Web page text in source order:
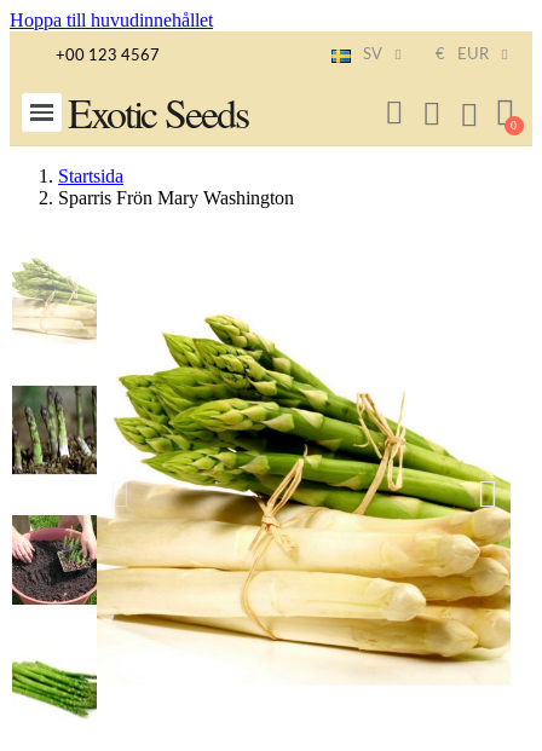
Hoppa till huvudinnehållet
+00 123 4567 SV € EUR
Exotic Seeds
Startsida
Sparris Frön Mary Washington